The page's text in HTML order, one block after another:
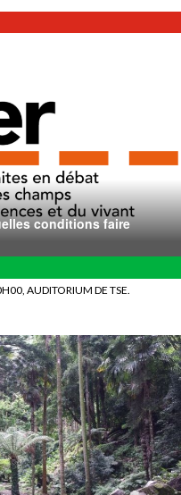
conditions faire
AUDITORIUM DE TSE.